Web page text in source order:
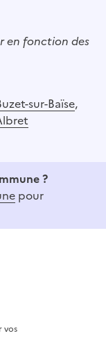
en fonction des
sur-Baïse,
?
pour
vos